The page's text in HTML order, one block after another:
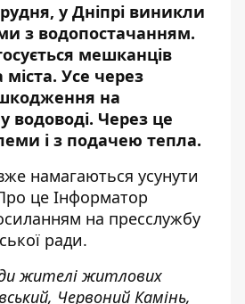
у Дніпрі виникли
з водопостачанням.
мешканців
міста. Усе через
на
водоводі. Через це
і з подачею тепла.
намагаються усунути
це Інформатор
на пресслужбу
ради.
жителі житлових
Червоний Камінь,